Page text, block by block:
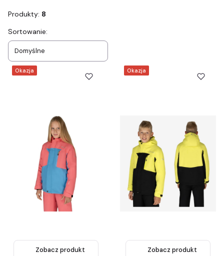
Produkty: 8
Lista produktów
Sortowanie:
Domyślne
Okazja
Zobacz produkt
Okazja
Zobacz produkt